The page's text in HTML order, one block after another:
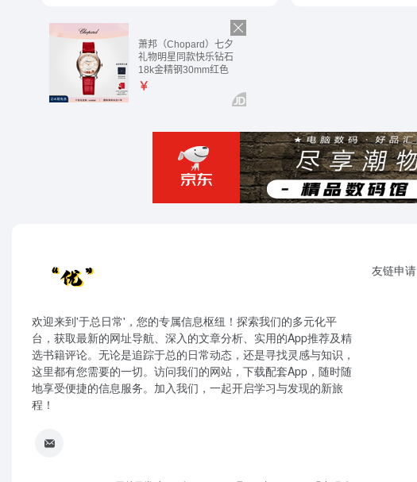
欢迎来到'于总日常'，您的专属信息枢纽！探索我们的多元化平
台，获取最新的网址导航、深入的文章分析、实用的App推荐及精
选书籍评论。无论是追踪于总的日常动态，还是寻找灵感与知识，
这里都有您需要的一切。访问我们的网站，下载配套App，随时随
地享受便捷的信息服务。加入我们，一起开启学习与发现的新旅
程！
友链申请